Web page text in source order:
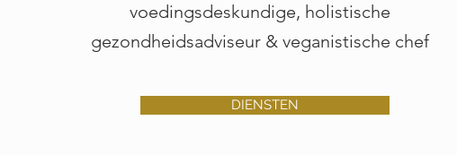
voedingsdeskundige, holistische
gezondheidsadviseur & veganistische chef
DIENSTEN